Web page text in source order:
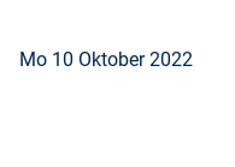
Mo 10 Oktober 2022